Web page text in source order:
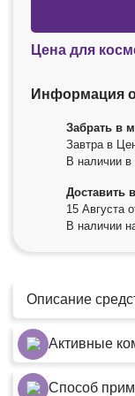
Цена для
Информация
Забрать в
Завтра в
В наличии
Доставить
15 Августа
В наличии
Описание
Активные
Способ